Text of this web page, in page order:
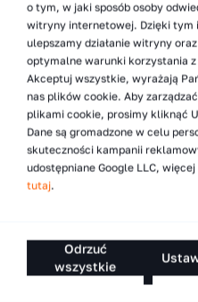
referencyjne.
WDX S.A. – dostawca
magazynowania leków,
diety.
Nasi projektanci są gotowi
zapraszamy do kontaktu!
o tym, w jaki sposób osoby
witryny internetowej. Dzięki tym
ulepszamy działanie witryny
optymalne warunki korzystania
Akceptuj wszystkie, wyrażają
nas plików cookie. Aby
plikami cookie, prosimy kliknąć
Dane są gromadzone w celu
skuteczności kampanii
udostępniane Google LLC,
tutaj.
Odrzuć
wszystkie